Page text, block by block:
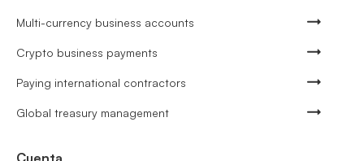
Multi-currency business accounts
Crypto business payments
Paying international contractors
Global treasury management
Cuenta